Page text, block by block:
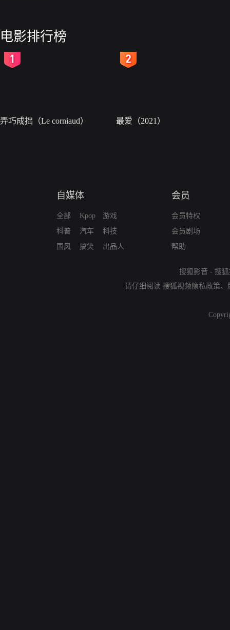
电影排行榜
弄巧成拙（Le corniaud） 最爱（2021）
自媒体
全部
科普
国风
Kpop
汽车
搞笑
游戏
科技
出品人
会员
会员特权
会员剧场
帮助
搜狐影音 - 搜
请仔细阅读 搜狐视频隐私政策、